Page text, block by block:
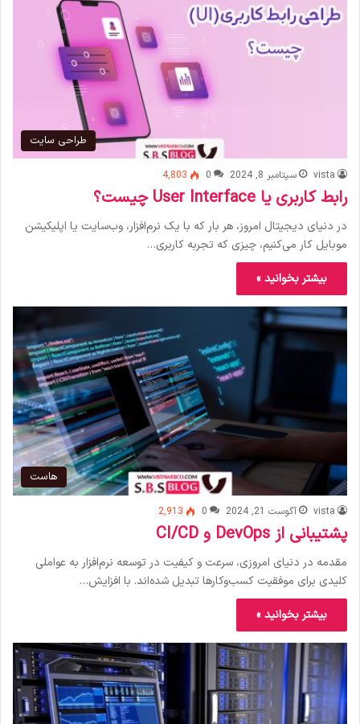
طراحی سایت
vista سپتامبر 8, 2024 0
4,803
رابط کاربری یا User Interface چیست؟
در دنیای دیجیتال امروز، هر بار که با یک نرم‌افزار، وب‌سایت یا اپلیکیشن
موبایل کار می‌کنیم، چیزی که تجربه کاربری…
بیشتر بخوانید »
هاست
vista آگوست 21, 2024 0
2,913
پشتیبانی از DevOps و CI/CD
مقدمه در دنیای امروزی، سرعت و کیفیت در توسعه نرم‌افزار به عواملی
کلیدی برای موفقیت کسب‌وکارها تبدیل شده‌اند. با افزایش…
بیشتر بخوانید »